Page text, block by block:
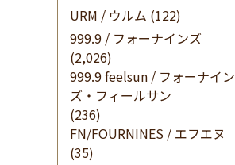
URM / ウルム (122)
999.9 / フォーナインズ
(2,026)
999.9 feelsun / フォーナイン
ズ・フィールサン
(236)
FN/FOURNINES / エフエヌ
(35)